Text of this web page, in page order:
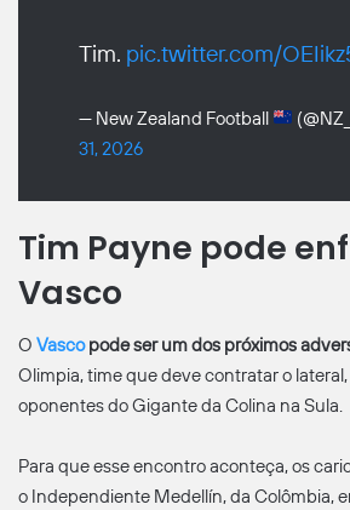
Tim. pic.twitter.com/
— New Zealand Football
31, 2026
Tim Payne pode
Vasco
O Vascopode ser um dos próximos
Olimpia, time que deve contratar o
oponentes do Gigante da Colina na Sula.
Para que esse encontro aconteça, os
o Independiente Medellín, da Colômbia,